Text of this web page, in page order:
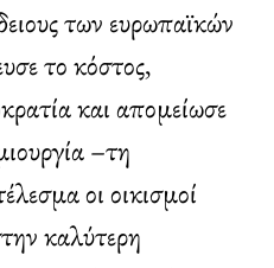
των ευρωπαϊκών
το κόστος,
και απομείωσε
–τη
οι οικισμοί
καλύτερη